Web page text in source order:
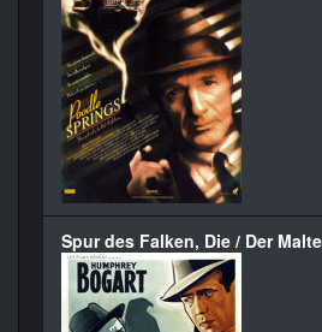
Spur des Falken, Die / Der